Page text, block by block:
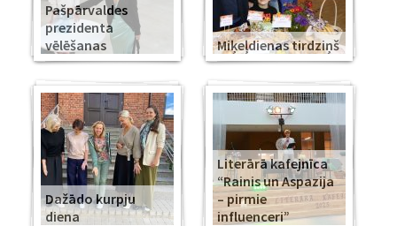
Pašpārvaldes
prezidenta
vēlēšanas
Miķeļdienas tirdziņš
Dažādo kurpju
diena
Literārā kafejnīca
“Rainis un Aspazija
– pirmie
influenceri”